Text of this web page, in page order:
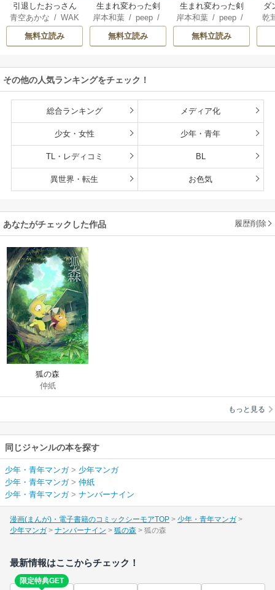
引退したおっさん
賢者だが愛弟子が
追放されてきたの
で傷心旅行に連れ
イフな旅のつもり
が、なぜか世界最
強の師弟になって
版】
青空あかな /WAK
ANA KURAGUCHI
pallet/アイラ
listaSTUDIO
無料立読み
生まれ変わった剣
聖、剣士が冷遇さ
れる魔術至上主義
の学園で無双する
岸本和葉/ peep/
染野静也/
/taskey STUDI
無料立読み
生まれ変わった剣
聖、剣士が冷遇さ
れる魔術至上主義
の学園で無双する
岸本和葉/ peep/
染野静也/
/taskey STUDI
無料立読み
ダ
込
乾
その他の人気ランキングをチェック！
総合ランキング メディア化
少女・女性 少年・青年
TL・レディコミ BL
異世界・転生 お色気
あなたがチェックした作品 履歴削除
狐の森
仲紙
もっと見る
同じジャンルの本を探す
少年・青年マンガ> 少年マンガ
少年・青年マンガ> 仲紙
少年・青年マンガ> ナンバーナイン
漫画(まんが)・電子書籍のコミックシーモアTOP
少年・青年マンガ
少年マンガ
ナンバーナイン 狐の森 狐の森
最新情報はここからチェック！
限定特典GET